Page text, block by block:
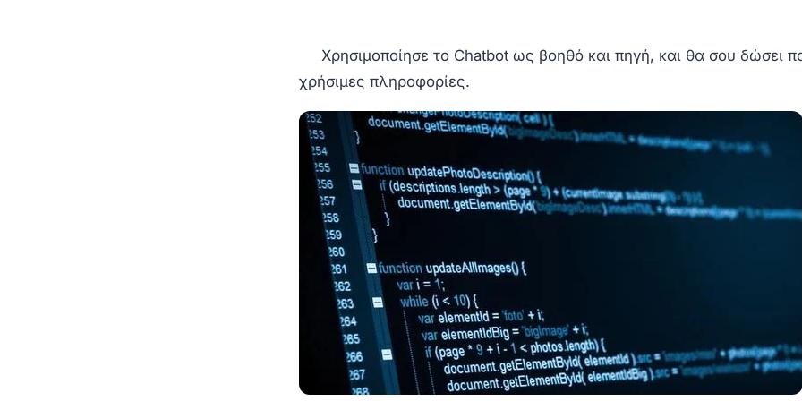
Χρησιμοποίησε το Chatbot ως βοηθό και πηγή, και θα σου δώσει
χρήσιμες πληροφορίες.